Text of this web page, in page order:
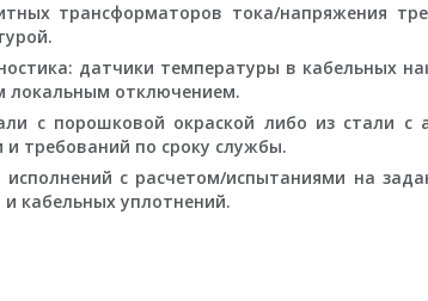
трансформаторов тока/напряжения
датчики температуры в кабельных
локальным отключением.
с порошковой окраской либо из стали
требований по сроку службы.
с расчетом/испытаниями на
кабельных уплотнений.